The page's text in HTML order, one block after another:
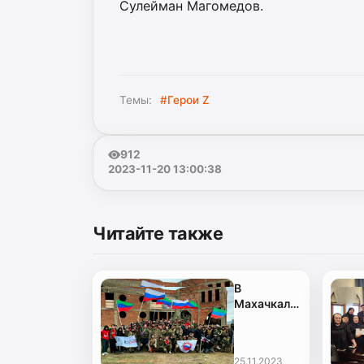
Сулейман Магомедов.
Темы: #Герои Z
912
2023-11-20 13:00:38
Читайте также
В
Махачкале
прошел
турнир по
страйкболу,
25.11.2023